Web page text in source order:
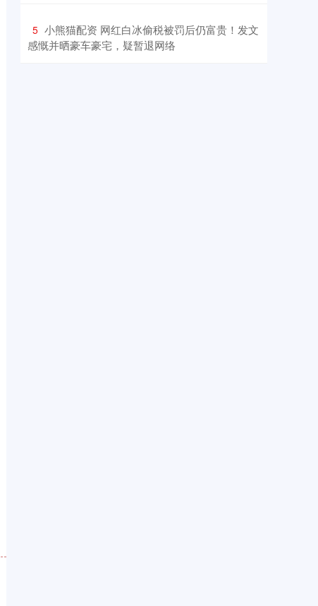
5 ​小熊猫配资 网红白冰偷税被罚后仍富贵！发文
感慨并晒豪车豪宅，疑暂退网络